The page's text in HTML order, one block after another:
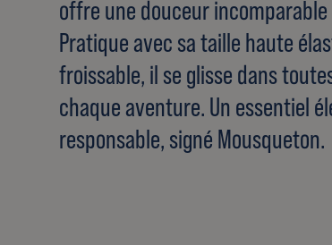
offre une douceur
Pratique avec sa taille haute
froissable, il se glisse dans
chaque aventure. Un essentiel
responsable, signé Mousqueton.